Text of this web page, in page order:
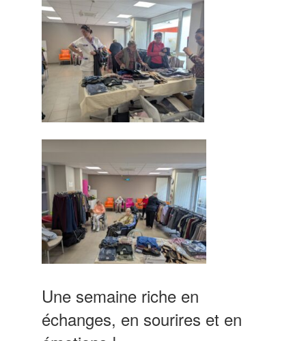
Une semaine riche en
échanges, en sourires et en